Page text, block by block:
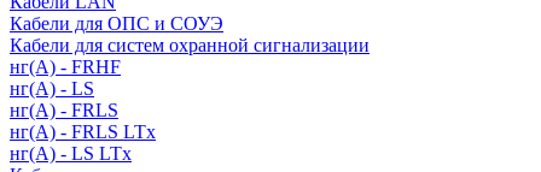
Кабели для ОПС и СОУЭ
Кабели для систем охранной сигнализации
нг(A) - FRHF
нг(A) - LS
нг(А) - FRLS
нг(А) - FRLS LTx
нг(А) - LS LTx